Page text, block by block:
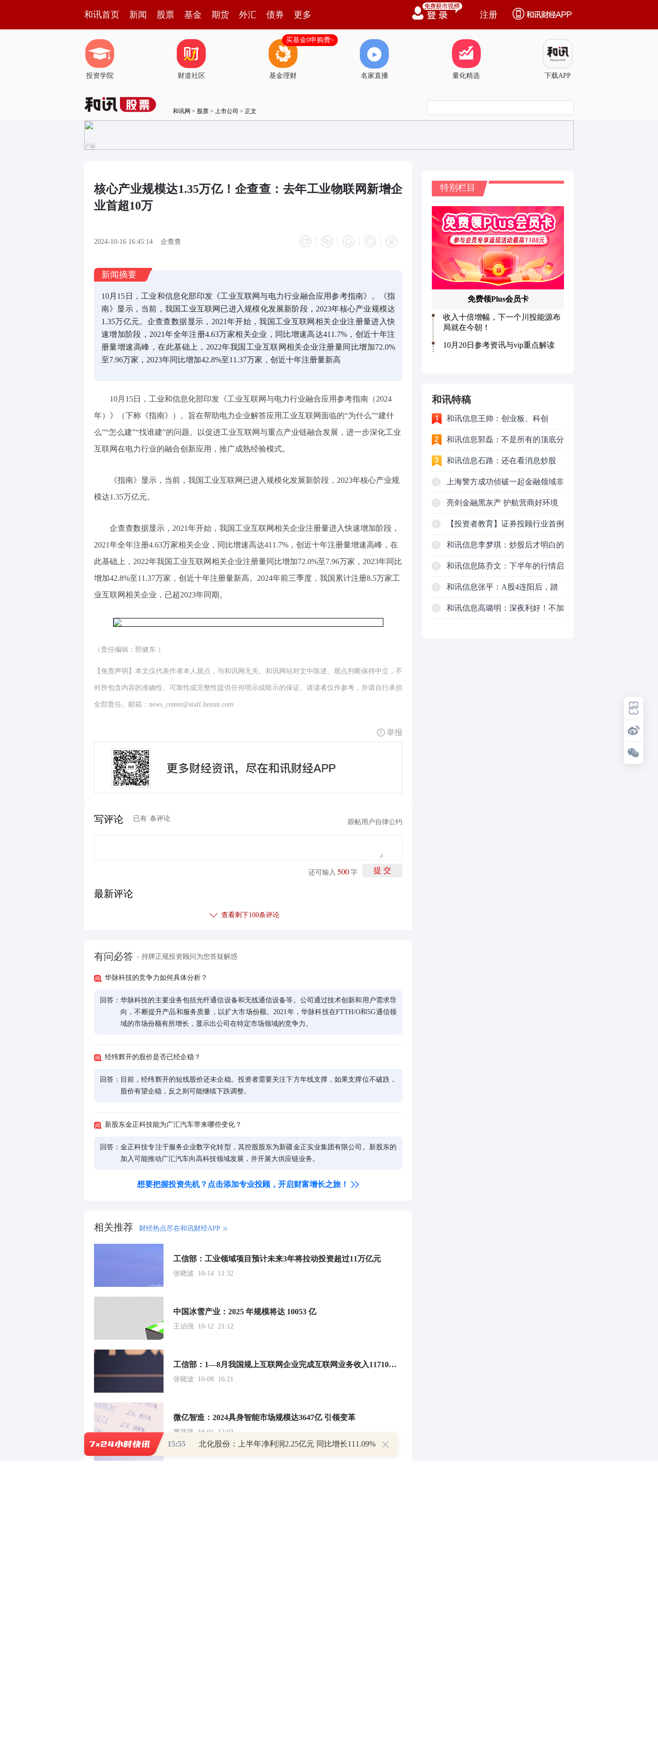
和讯首页 新闻 股票 基金 期货 外汇 债券 更多 注册
投资学院 财道社区 基金理财
买基金0申购费>
名家直播 量化精选 下载APP
和讯网 > 股票 > 上市公司 > 正文
核心产业规模达1.35万亿！企查查：去年工业物联网新增企
业首超10万
2024-10-16 16:45:14 企查查
新闻摘要
10月15日，工业和信息化部印发《工业互联网与电力行业融合应用参考指南》。《指
南》显示，当前，我国工业互联网已进入规模化发展新阶段，2023年核心产业规模达
1.35万亿元。企查查数据显示，2021年开始，我国工业互联网相关企业注册量进入快
速增加阶段，2021年全年注册4.63万家相关企业，同比增速高达411.7%，创近十年注
册量增速高峰，在此基础上，2022年我国工业互联网相关企业注册量同比增加72.0%
至7.96万家，2023年同比增加42.8%至11.37万家，创近十年注册量新高
10月15日，工业和信息化部印发《工业互联网与电力行业融合应用参考指南（2024
年）》（下称《指南》）。旨在帮助电力企业解答应用工业互联网面临的“为什么”“建什
么”“怎么建”“找谁建”的问题。以促进工业互联网与重点产业链融合发展，进一步深化工业
互联网在电力行业的融合创新应用，推广成熟经验模式。
《指南》显示，当前，我国工业互联网已进入规模化发展新阶段，2023年核心产业规
模达1.35万亿元。
企查查数据显示，2021年开始，我国工业互联网相关企业注册量进入快速增加阶段，
2021年全年注册4.63万家相关企业，同比增速高达411.7%，创近十年注册量增速高峰，在
此基础上，2022年我国工业互联网相关企业注册量同比增加72.0%至7.96万家，2023年同比
增加42.8%至11.37万家，创近十年注册量新高。2024年前三季度，我国累计注册8.5万家工
业互联网相关企业，已超2023年同期。
（责任编辑：郭健东 ）
【免责声明】本文仅代表作者本人观点，与和讯网无关。和讯网站对文中陈述、观点判断保持中立，不
对所包含内容的准确性、可靠性或完整性提供任何明示或暗示的保证。请读者仅作参考，并请自行承担
全部责任。邮箱：news_center@staff.hexun.com
举报
写评论 已有 条评论 跟帖用户自律公约
提 交
还可输入 500 字
最新评论
查看剩下100条评论
有问必答 - 持牌正规投资顾问为您答疑解惑
华脉科技的竞争力如何具体分析？
回答： 华脉科技的主要业务包括光纤通信设备和无线通信设备等。公司通过技术创新和用户需求导
向，不断提升产品和服务质量，以扩大市场份额。2021年，华脉科技在FTTH/O和5G通信领
域的市场份额有所增长，显示出公司在特定市场领域的竞争力。
经纬辉开的股价是否已经企稳？
回答： 目前，经纬辉开的短线股价还未企稳。投资者需要关注下方年线支撑，如果支撑位不破跌，
股价有望企稳，反之则可能继续下跌调整。
新股东金正科技能为广汇汽车带来哪些变化？
回答： 金正科技专注于服务企业数字化转型，其控股股东为新疆金正实业集团有限公司。新股东的
加入可能推动广汇汽车向高科技领域发展，并开展大供应链业务。
想要把握投资先机？点击添加专业投顾，开启财富增长之旅！
相关推荐 财经热点尽在和讯财经APP
工信部：工业领域项目预计未来3年将拉动投资超过11万亿元
张晓波 10-14 11:32
中国冰雪产业：2025 年规模将达 10053 亿
王治强 10-12 21:12
工信部：1—8月我国规上互联网企业完成互联网业务收入11710亿元 同比增长4.4%
张晓波 10-08 16:21
微亿智造：2024具身智能市场规模达3647亿 引领变革
董萍萍 10-01 12:03
和讯特稿
和讯信息王帅：创业板、科创
50VS银行，底部区间与顶部区间
和讯信息郭磊：不是所有的顶底分
型都是顶底！
和讯信息石路：还在看消息炒股
吗？
上海警方成功侦破一起金融领域非
法代理维权敲诈勒索案件
5 亮剑金融黑灰产 护航营商好环境
——上海普陀严打“代理维权”敲诈
犯罪、筑牢金融法治屏障
【投资者教育】证券投顾行业首例
以敲诈勒索罪定罪的非法代理维权
案二审宣判，主犯获刑五年
7 和讯信息李梦琪：炒股后才明白的
九个人生道理
和讯信息陈乔文：下半年的行情启
动了
和讯信息张平：A股4连阳后，踏
空怎么办？结构性回补！
和讯信息高璐明：深夜利好！不加
15:55 北化股份：上半年净利润2.25亿元 同比增长111.09%